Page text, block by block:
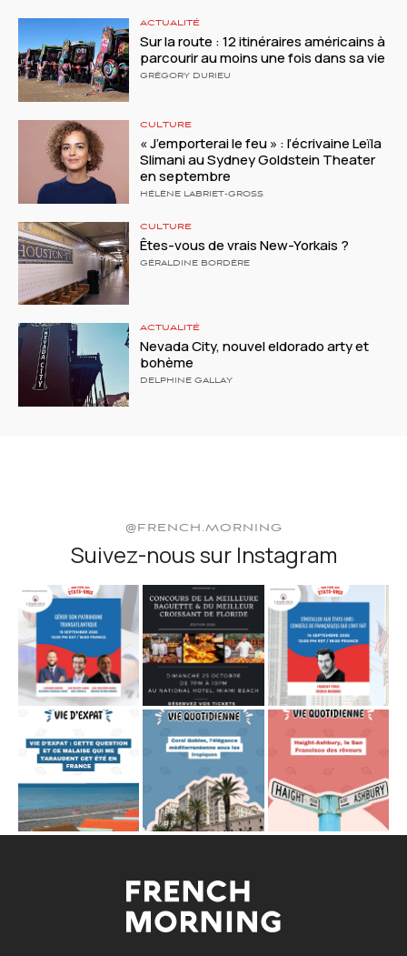
ACTUALITÉ
Sur la route : 12 itinéraires américains à
parcourir au moins une fois dans sa vie
GRÉGORY DURIEU
CULTURE
« J’emporterai le feu » : l’écrivaine Leïla
Slimani au Sydney Goldstein Theater
en septembre
HÉLÈNE LABRIET-GROSS
CULTURE
Êtes-vous de vrais New-Yorkais ?
GÉRALDINE BORDÈRE
ACTUALITÉ
Nevada City, nouvel eldorado arty et
bohème
DELPHINE GALLAY
@FRENCH.MORNING
Suivez-nous sur Instagram